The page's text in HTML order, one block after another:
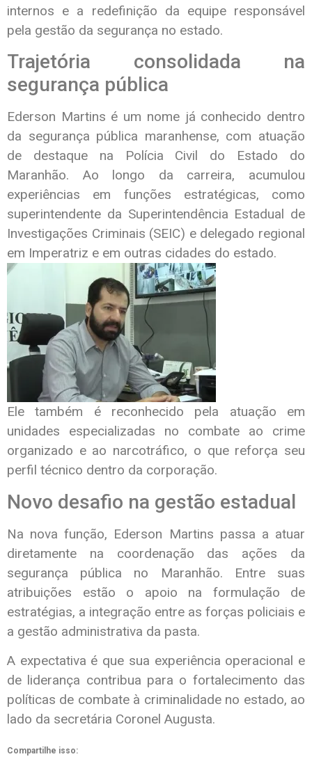
internos e a redefinição da equipe responsável
pela gestão da segurança no estado.
Trajetória consolidada na
segurança pública
Ederson Martins é um nome já conhecido dentro
da segurança pública maranhense, com atuação
de destaque na Polícia Civil do Estado do
Maranhão. Ao longo da carreira, acumulou
experiências em funções estratégicas, como
superintendente da Superintendência Estadual de
Investigações Criminais (SEIC) e delegado regional
em Imperatriz e em outras cidades do estado.
Ele também é reconhecido pela atuação em
unidades especializadas no combate ao crime
organizado e ao narcotráfico, o que reforça seu
perfil técnico dentro da corporação.
Novo desafio na gestão estadual
Na nova função, Ederson Martins passa a atuar
diretamente na coordenação das ações da
segurança pública no Maranhão. Entre suas
atribuições estão o apoio na formulação de
estratégias, a integração entre as forças policiais e
a gestão administrativa da pasta.
A expectativa é que sua experiência operacional e
de liderança contribua para o fortalecimento das
políticas de combate à criminalidade no estado, ao
lado da secretária Coronel Augusta.
Compartilhe isso: